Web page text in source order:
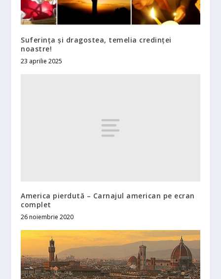
Suferinţa şi dragostea, temelia credinţei
noastre!
23 aprilie 2025
America pierdută – Carnajul american pe ecran
complet
26 noiembrie 2020